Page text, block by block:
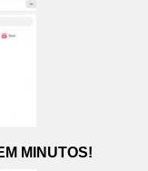
MINUTOS!